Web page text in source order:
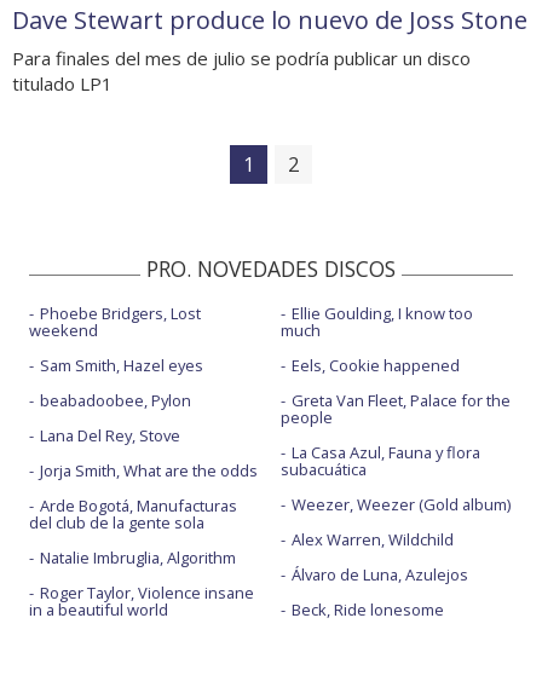
Dave Stewart produce lo nuevo de Joss Stone
Para finales del mes de julio se podría publicar un disco
titulado LP1
1 2
PRO. NOVEDADES DISCOS
Phoebe Bridgers, Lost
weekend
Sam Smith, Hazel eyes
beabadoobee, Pylon
Lana Del Rey, Stove
Jorja Smith, What are the odds
Arde Bogotá, Manufacturas
del club de la gente sola
Natalie Imbruglia, Algorithm
Roger Taylor, Violence insane
in a beautiful world
Ellie Goulding, I know too
much
Eels, Cookie happened
Greta Van Fleet, Palace for the
people
La Casa Azul, Fauna y flora
subacuática
Weezer, Weezer (Gold album)
Alex Warren, Wildchild
Álvaro de Luna, Azulejos
Beck, Ride lonesome